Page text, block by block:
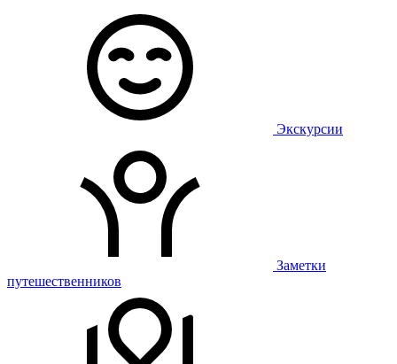
Экскурсии
Заметки
путешественников